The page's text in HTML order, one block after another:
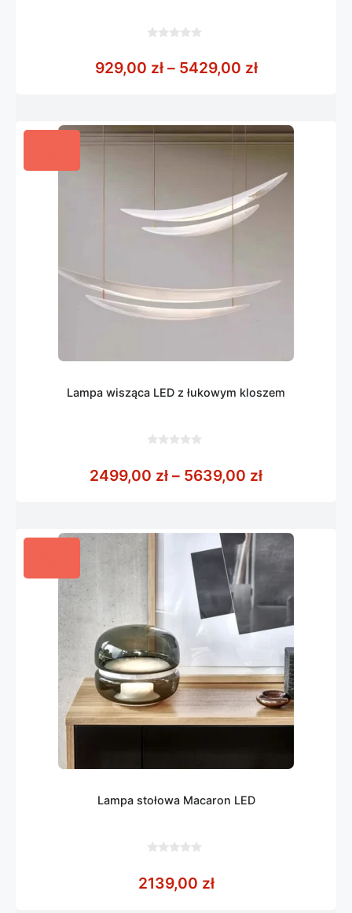
5
929,00 zł – 5429,00 złZakres cen:
Lampa wisząca LED z łukowym kloszem
5
2499,00 zł – 5639,00 złZakres cen:
Lampa stołowa Macaron LED
5
2139,00 zł